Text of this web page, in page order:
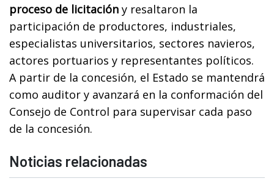
proceso de licitación y resaltaron la
participación de productores, industriales,
especialistas universitarios, sectores navieros,
actores portuarios y representantes políticos.
A partir de la concesión, el Estado se mantendrá
como auditor y avanzará en la conformación del
Consejo de Control para supervisar cada paso
de la concesión.
Noticias relacionadas